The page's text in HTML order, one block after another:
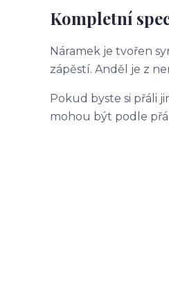
Kompletní
Náramek je tvořen
zápěstí. Anděl je z
Pokud byste si přáli
mohou být podle